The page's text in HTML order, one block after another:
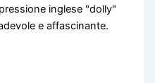
inglese "dolly"
e affascinante.